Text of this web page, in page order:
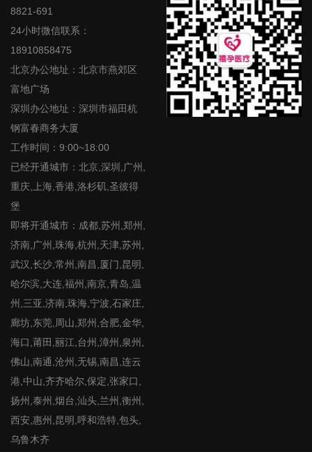
8821-691
24小时微信联系：
18910858475
北京办公地址：北京市燕郊区
富地广场
深圳办公地址：深圳市福田杭
钢富春商务大厦
工作时间：9:00~18:00
已经开通城市：北京,深圳,广州,
重庆,上海,香港,洛杉矶,圣彼得
堡
即将开通城市：成都,苏州,郑州,
济南,广州,珠海,杭州,天津,苏州,
武汉,长沙,常州,南昌,厦门,昆明,
哈尔滨,大连,福州,南京,青岛,温
州,三亚,济南,珠海,宁波,石家庄,
廊坊,东莞,周山,郑州,合肥,金华,
海口,莆田,丽江,台州,漳州,泉州,
佛山,南通,沧州,无锡,南昌,连云
港,中山,齐齐哈尔,保定,张家口,
扬州,泰州,烟台,汕头,兰州,衡州,
西安,惠州,昆明,呼和浩特,包头,
乌鲁木齐